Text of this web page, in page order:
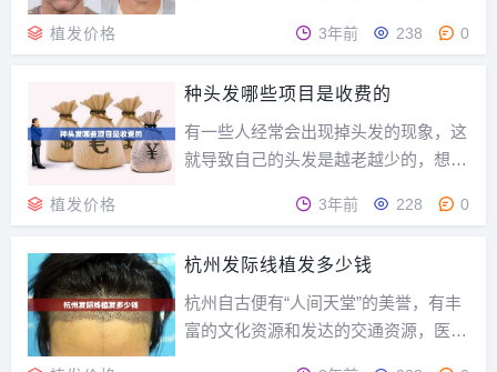
下应该怎么办呢？当然想到的是种头
的呢？其实每一个地方的种头发价格都
是不一样的，但是种头发注意事项都是
一样的，想要种植头发...
植发价格 3年前 238 0
种头发哪些项目是收费的
有一些人经常会出现掉头发的现象，这
就导致自己的头发是越老越少的，想要
下应该怎么办呢？当然想到的是种头
的呢？其实每一个地方的种头发价格都
是不一样的，但是种头发注意事项都是
一样的，想要种植头发...
植发价格 3年前 228 0
杭州发际线植发多少钱
杭州自古便有“人间天堂”的美誉，有丰
富的文化资源和发达的交通资源，医疗